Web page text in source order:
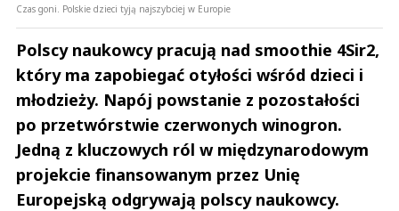
Czas goni. Polskie dzieci tyją najszybciej w Europie
Polscy naukowcy pracują nad smoothie 4Sir2,
który ma zapobiegać otyłości wśród dzieci i
młodzieży. Napój powstanie z pozostałości
po przetwórstwie czerwonych winogron.
Jedną z kluczowych ról w międzynarodowym
projekcie finansowanym przez Unię
Europejską odgrywają polscy naukowcy.